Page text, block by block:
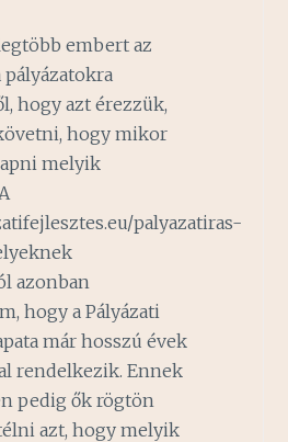
embert az
hogy azt érezzük,
hogy mikor
melyik
palyazatiras-
azonban
hogy a Pályázati
már hosszú évek
rendelkezik. Ennek
pedig ők rögtön
azt, hogy melyik